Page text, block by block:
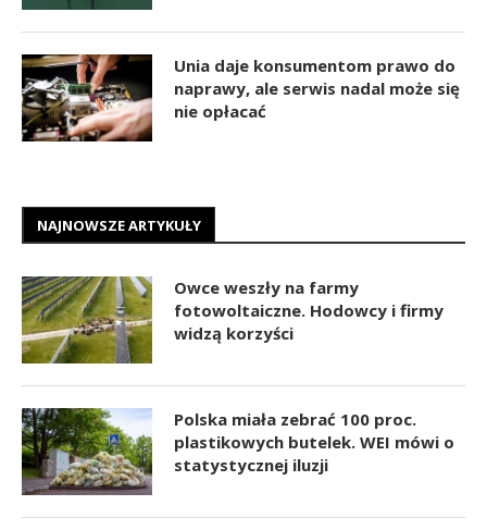
Unia daje konsumentom prawo do
naprawy, ale serwis nadal może się
nie opłacać
NAJNOWSZE ARTYKUŁY
Owce weszły na farmy
fotowoltaiczne. Hodowcy i firmy
widzą korzyści
Polska miała zebrać 100 proc.
plastikowych butelek. WEI mówi o
statystycznej iluzji